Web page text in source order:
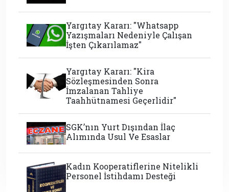
Yargıtay Kararı: "Whatsapp
Yazışmaları Nedeniyle Çalışan
İşten Çıkarılamaz"
Yargıtay Kararı: "Kira
Sözleşmesinden Sonra
İmzalanan Tahliye
Taahhütnamesi Geçerlidir"
SGK’nın Yurt Dışından İlaç
Alımında Usul Ve Esaslar
Kadın Kooperatiflerine Nitelikli
Personel İstihdamı Desteği